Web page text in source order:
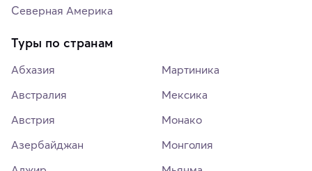
Северная Америка
Туры по странам
Абхазия
Австралия
Австрия
Азербайджан
Мартиника
Мексика
Монако
Монголия